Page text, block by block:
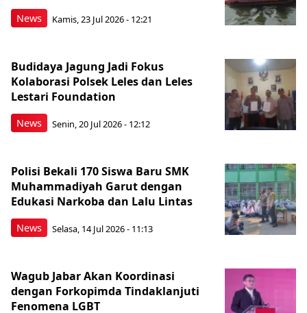
News Kamis, 23 Jul 2026 - 12:21
News
Budidaya Jagung Jadi Fokus
Kolaborasi Polsek Leles dan Leles
Lestari Foundation
Senin, 20 Jul 2026 - 12:12
News
Polisi Bekali 170 Siswa Baru SMK
Muhammadiyah Garut dengan
Edukasi Narkoba dan Lalu Lintas
Selasa, 14 Jul 2026 - 11:13
Wagub Jabar Akan Koordinasi
dengan Forkopimda Tindaklanjuti
Fenomena LGBT